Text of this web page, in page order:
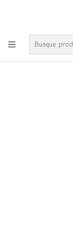
Envíos gratuitos por
Farmacia